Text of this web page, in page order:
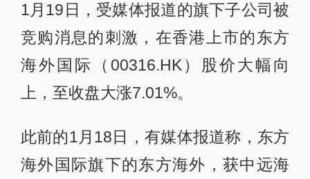
1月19日，受媒体报道的旗下子公司被
竞购消息的刺激，在香港上市的东方
海外国际（00316.HK）股价大幅向
上，至收盘大涨7.01%。
此前的1月18日，有媒体报道称，东方
海外国际旗下的东方海外，获中远海